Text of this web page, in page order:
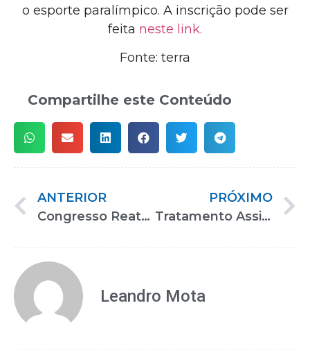
o esporte paralímpico. A inscrição pode ser
feita neste link.
Fonte: terra
Compartilhe este Conteúdo
ANTERIOR
Congresso Reatech reúne vozes diversas para combater capacitismo
PRÓXIMO
Tratamento Assistido por Animais tem destaque na programação da 19ª Reatech + Expo Brasil Paralímpico.
Leandro Mota